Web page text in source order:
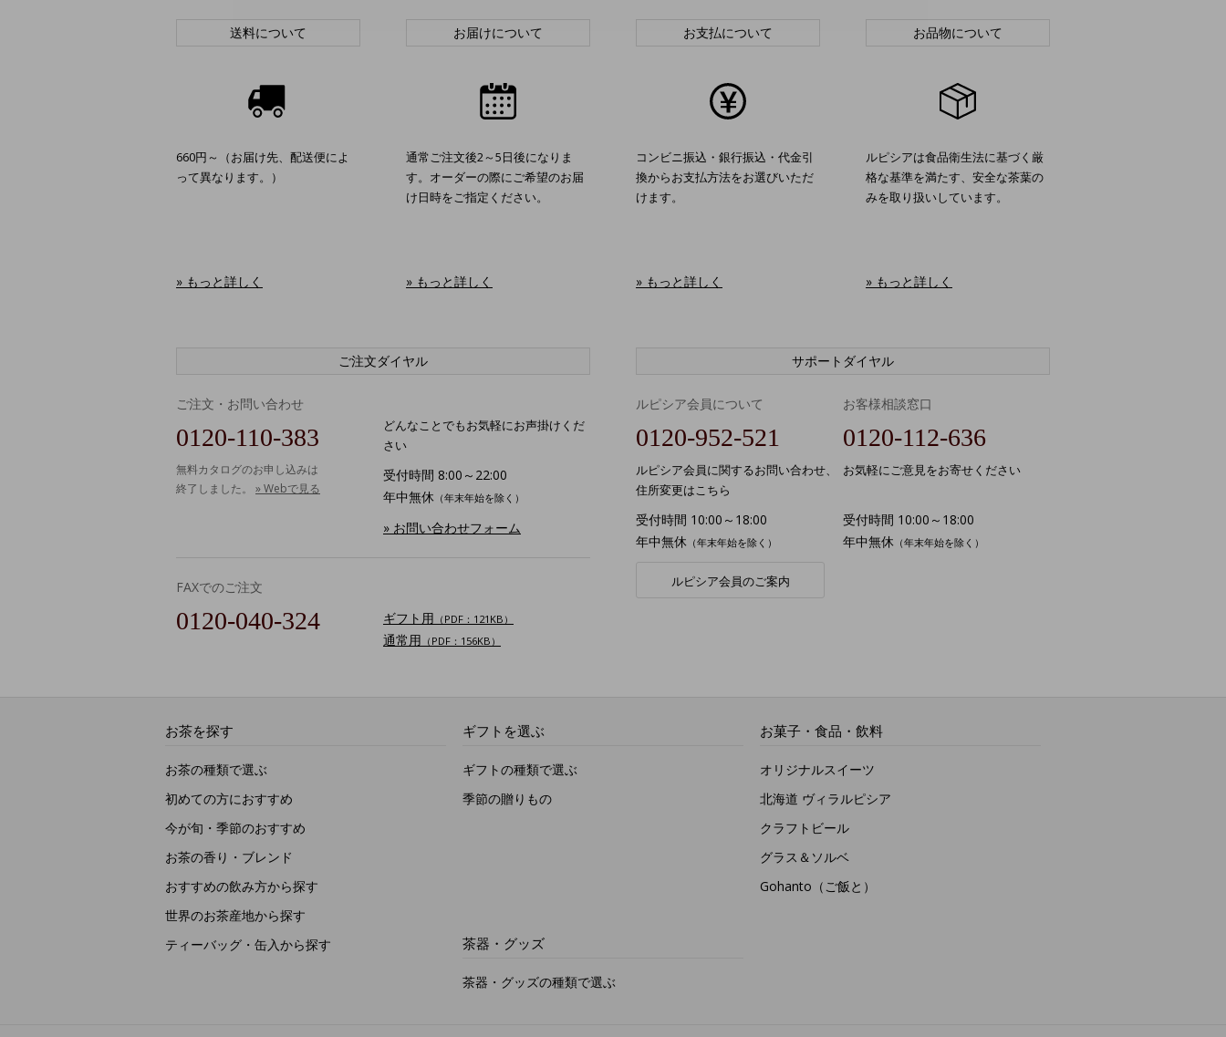
送料について
660円～（お届け先、配送便によ
って異なります。）
» もっと詳しく
お届けについて
通常ご注文後2～5日後になりま
す。オーダーの際にご希望のお届
け日時をご指定ください。
» もっと詳しく
お支払について
コンビニ振込・銀行振込・代金引
換からお支払方法をお選びいただ
けます。
» もっと詳しく
お品物について
ルピシアは食品衛生法に基づく厳
格な基準を満たす、安全な茶葉の
みを取り扱いしています。
» もっと詳しく
ご注文ダイヤル
ご注文・お問い合わせ
0120-110-383
無料カタログのお申し込みは
終了しました。 » Webで見る
どんなことでもお気軽にお声掛けくだ
さい
受付時間 8:00～22:00
年中無休 （年末年始を除く）
» お問い合わせフォーム
FAXでのご注文
0120-040-324 ギフト用 （PDF：121KB）
通常用 （PDF：156KB）
サポートダイヤル
ルピシア会員について
0120-952-521
ルピシア会員に関するお問い合わせ、
住所変更はこちら
受付時間 10:00～18:00
年中無休 （年末年始を除く）
ルピシア会員のご案内
お客様相談窓口
0120-112-636
お気軽にご意見をお寄せください
受付時間 10:00～18:00
年中無休 （年末年始を除く）
お茶を探す
お茶の種類で選ぶ
初めての方におすすめ
今が旬・季節のおすすめ
お茶の香り・ブレンド
おすすめの飲み方から探す
世界のお茶産地から探す
ティーバッグ・缶入から探す
ギフトを選ぶ
ギフトの種類で選ぶ
季節の贈りもの
お菓子・食品・飲料
オリジナルスイーツ
北海道 ヴィラルピシア
クラフトビール
グラス＆ソルベ
Gohanto（ご飯と）
茶器・グッズ
茶器・グッズの種類で選ぶ